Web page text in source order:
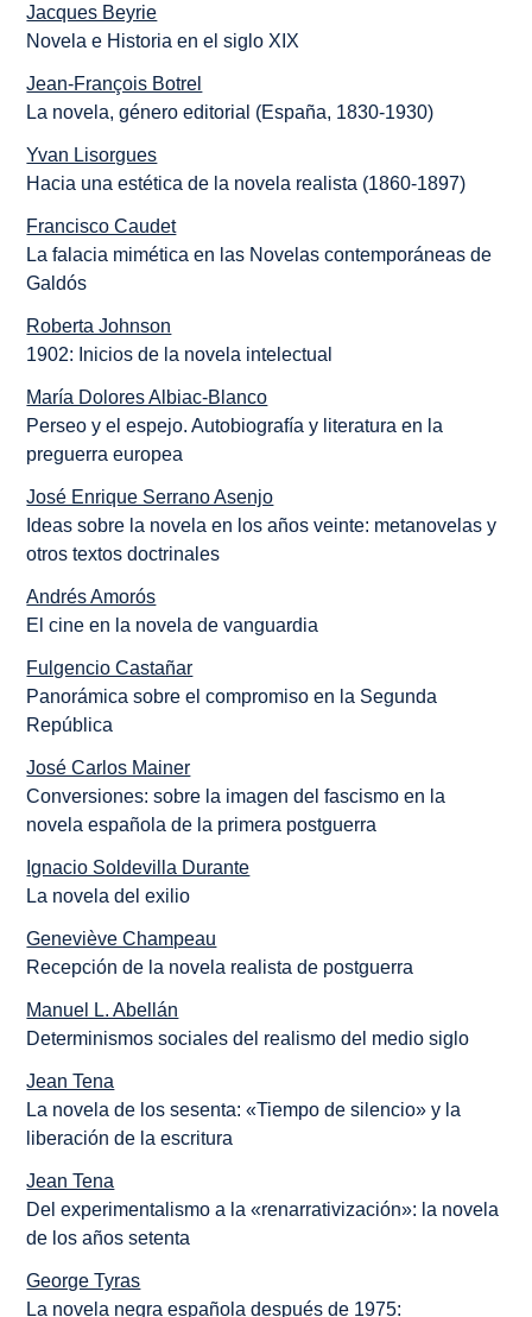
Jacques Beyrie
Novela e Historia en el siglo XIX
Jean-François Botrel
La novela, género editorial (España, 1830-1930)
Yvan Lisorgues
Hacia una estética de la novela realista (1860-1897)
Francisco Caudet
La falacia mimética en las Novelas contemporáneas de
Galdós
Roberta Johnson
1902: Inicios de la novela intelectual
María Dolores Albiac-Blanco
Perseo y el espejo. Autobiografía y literatura en la
preguerra europea
José Enrique Serrano Asenjo
Ideas sobre la novela en los años veinte: metanovelas y
otros textos doctrinales
Andrés Amorós
El cine en la novela de vanguardia
Fulgencio Castañar
Panorámica sobre el compromiso en la Segunda
República
José Carlos Mainer
Conversiones: sobre la imagen del fascismo en la
novela española de la primera postguerra
Ignacio Soldevilla Durante
La novela del exilio
Geneviève Champeau
Recepción de la novela realista de postguerra
Manuel L. Abellán
Determinismos sociales del realismo del medio siglo
Jean Tena
La novela de los sesenta: «Tiempo de silencio» y la
liberación de la escritura
Jean Tena
Del experimentalismo a la «renarrativización»: la novela
de los años setenta
George Tyras
La novela negra española después de 1975: